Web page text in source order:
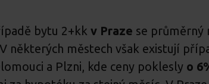
bytu 2+kk v Praze se průměrný
některých městech však existují
a Plzni, kde ceny poklesly o